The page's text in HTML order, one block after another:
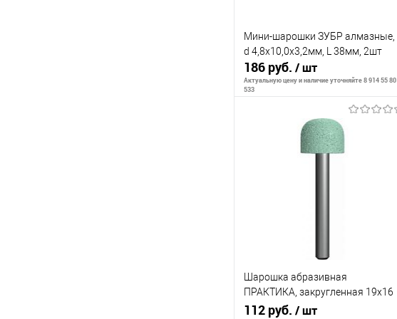
Мини-шарошки ЗУБР алмазные,
d 4,8x10,0х3,2мм, L 38мм, 2шт
186 руб. / шт
Актуальную цену и наличие уточняйте 8 914 55 80
533
В корзину
Шарошка абразивная
ПРАКТИКА, закругленная 19х16
мм, хвост 6 мм, блистер
112 руб. / шт